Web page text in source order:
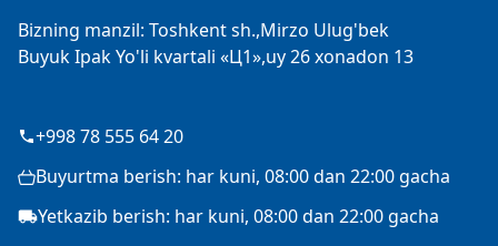
Bizning manzil: Toshkent sh.,Mirzo Ulug'bek
Buyuk Ipak Yo'li kvartali «Ц1»,uy 26 xonadon 13
+998 78 555 64 20
Buyurtma berish: har kuni, 08:00 dan 22:00 gacha
Yetkazib berish: har kuni, 08:00 dan 22:00 gacha